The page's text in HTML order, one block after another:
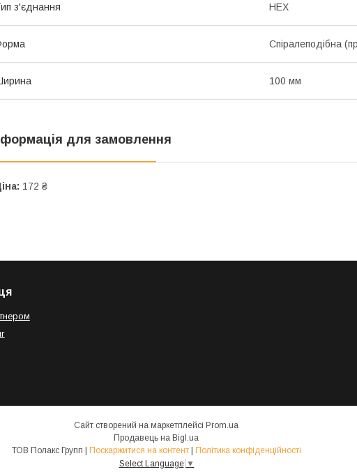
з'єднання HEX
Спіралеподібна
100 мм
для замовлення
172 ₴
Сайт створений на маркетплейсі Prom.ua
Продавець на Bigl.ua
ТОВ Полакс Групп | Поскаржитися на контент | Політика конфіденційності
Select Language ▼